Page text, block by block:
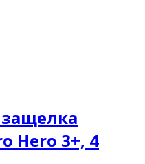
Hero 3+, 4